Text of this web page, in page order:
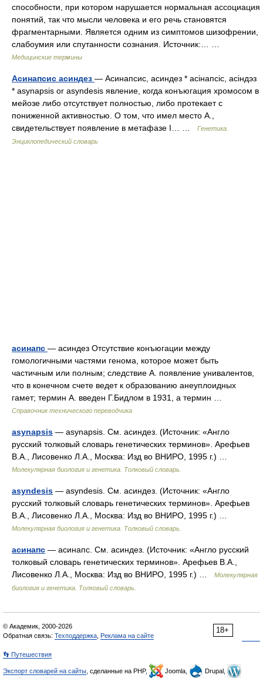
способности, при котором нарушается нормальная ассоциация
понятий, так что мысли человека и его речь становятся
фрагментарными. Является одним из симптомов шизофрении,
слабоумия или спутанности сознания. Источник:… …
Медицинские термины
Асинапсис асиндез — Асинапсис, асиндез * асінапсіс, асіндэз
* asynapsis or asyndesis явление, когда конъюгация хромосом в
мейозе либо отсутствует полностью, либо протекает с
пониженной активностью. О том, что имел место А.,
свидетельствует появление в метафазе I… …
Генетика.
Энциклопедический словарь
асинапс — асиндез Отсутствие конъюгации между
гомологичными частями генома, которое может быть
частичным или полным; следствие А. появление унивалентов,
что в конечном счете ведет к образованию анеуплоидных
гамет; термин А. введен Г.Бидлом в 1931, а термин …
Справочник технического переводчика
asynapsis — asynapsis. См. асиндез. (Источник: «Англо
русский толковый словарь генетических терминов». Арефьев
В.А., Лисовенко Л.А., Москва: Изд во ВНИРО, 1995 г.) …
Молекулярная биология и генетика. Толковый словарь.
asyndesis — asyndesis. См. асиндез. (Источник: «Англо
русский толковый словарь генетических терминов». Арефьев
В.А., Лисовенко Л.А., Москва: Изд во ВНИРО, 1995 г.) …
Молекулярная биология и генетика. Толковый словарь.
асинапс — асинапс. См. асиндез. (Источник: «Англо русский
толковый словарь генетических терминов». Арефьев В.А.,
Лисовенко Л.А., Москва: Изд во ВНИРО, 1995 г.) …
Молекулярная
биология и генетика. Толковый словарь.
18+
© Академик, 2000-2026
Обратная связь: Техподдержка Реклама на сайте
👣 Путешествия
Экспорт словарей на сайты , сделанные на PHP, Joomla,
Drupal,